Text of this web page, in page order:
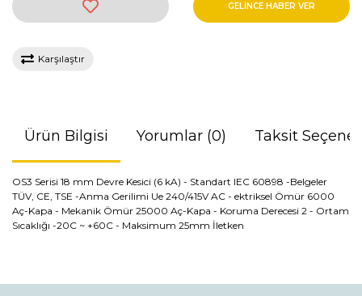
GELİNCE HABER VER
Karşılaştır
Ürün Bilgisi Yorumlar (0) Taksit
OS3 Serisi 18 mm Devre Kesici (6 kA) - Standart IEC 60898 -Belgeler
TÜV, CE, TSE -Anma Gerilimi Ue 240/415V AC - ektriksel Ömür 6000
Aç-Kapa - Mekanik Ömür 25000 Aç-Kapa - Koruma Derecesi 2 - Ortam
Sıcaklığı -20C ~ +60C - Maksimum 25mm İletken
konularda yetersiz gördüğünüz noktaları öneri formunu